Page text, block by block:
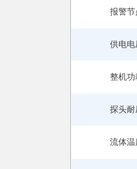
报警节
供电电
整机功
探头耐
流体温